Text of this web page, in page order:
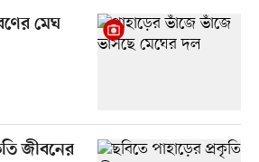
মেঘ
জীবনের